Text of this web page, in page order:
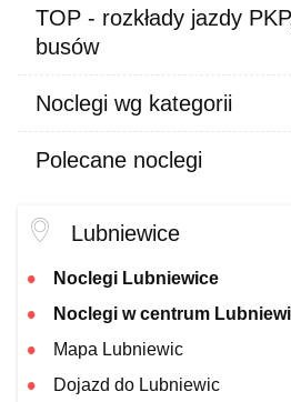
TOP - rozkłady jazdy
busów
Noclegi wg kategorii
Polecane noclegi
Lubniewice
Noclegi Lubniewice
Noclegi w centrum
Mapa Lubniewic
Dojazd do Lubniewic